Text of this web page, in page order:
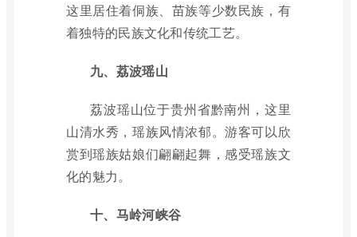
这里居住着侗族、苗族等少数民族，有
着独特的民族文化和传统工艺。
九、荔波瑶山
荔波瑶山位于贵州省黔南州，这里
山清水秀，瑶族风情浓郁。游客可以欣
赏到瑶族姑娘们翩翩起舞，感受瑶族文
化的魅力。
十、马岭河峡谷